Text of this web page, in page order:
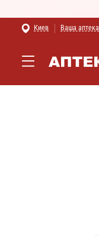
Киев Ваша аптека